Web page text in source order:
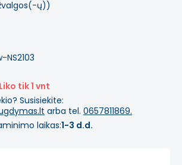
ų))
NS2103
Liko tik 1 vnt
Susisiekite:
arba tel. 0657811869.
laikas:1-3 d.d.